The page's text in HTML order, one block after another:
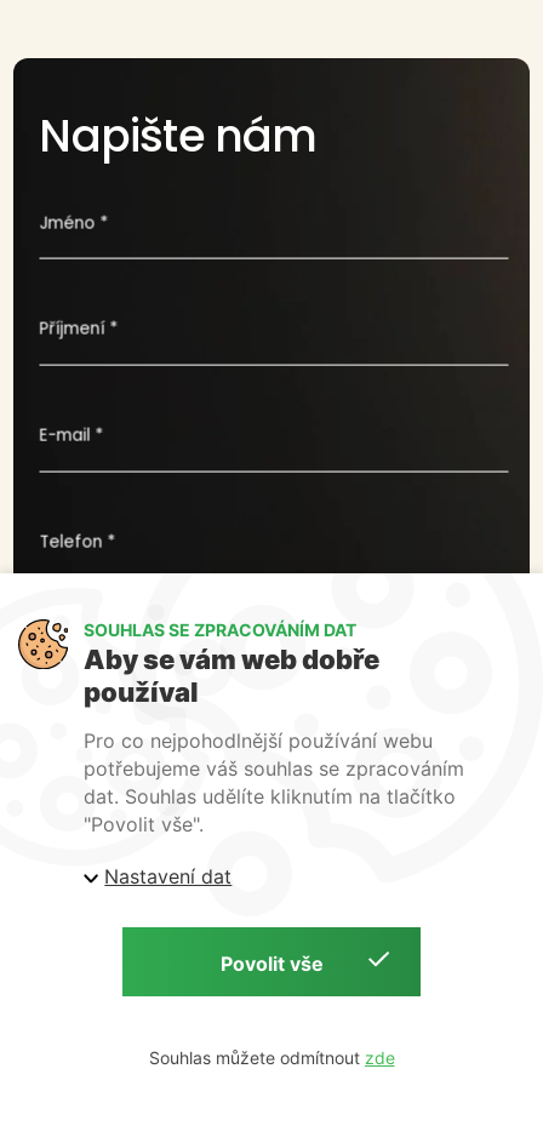
Napište nám
Jméno *
Příjmení *
E-mail *
Telefon *
Co pro vás můžeme udělat ?
zpracování os. údajů.
© All rights reserved 2023. POLANDIA ·
SOUHLAS SE ZPRACOVÁNÍM DAT
Aby se vám web dobře
používal
Pro co nejpohodlnější používání webu
potřebujeme váš souhlas se zpracováním
dat. Souhlas udělíte kliknutím na tlačítko
"Povolit vše".
Nastavení dat
Souhlas můžete odmítnout